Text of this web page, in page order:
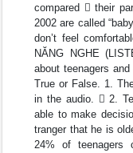
compared  their
2002 are called
don’t feel
NĂNG NGHE
about teenagers
True or False. 1.
in the audio.  2.
able to make
tranger that he is
24% of